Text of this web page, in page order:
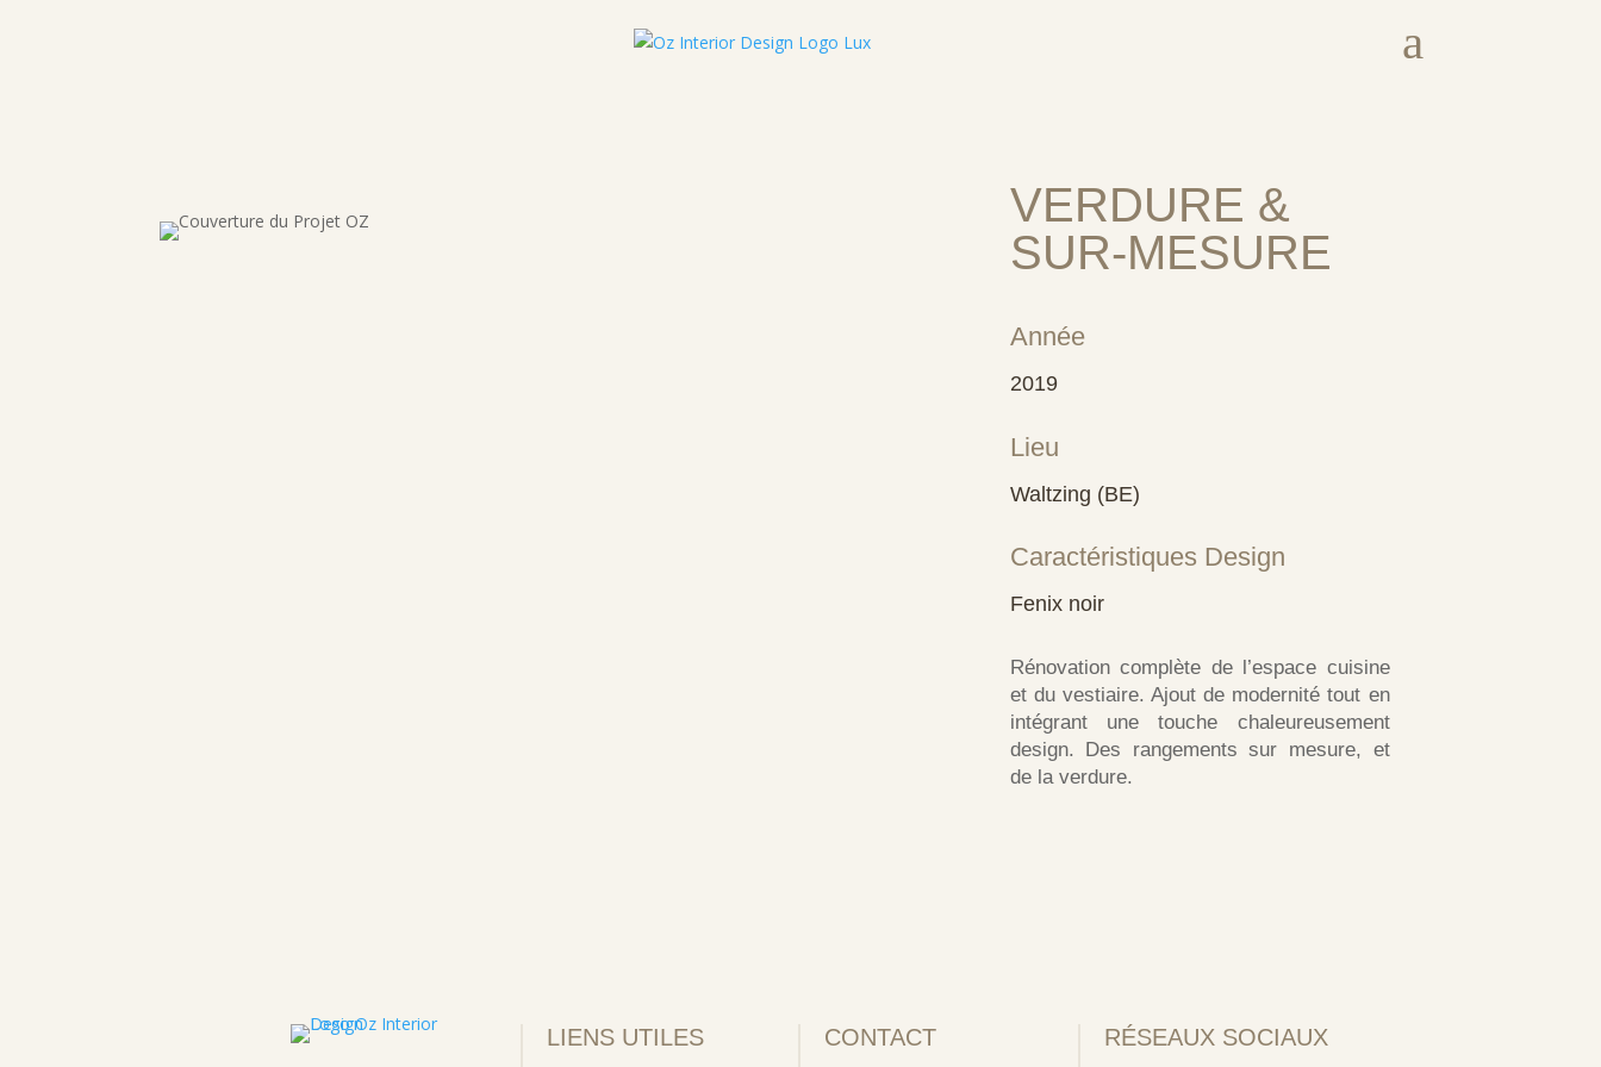
a
VERDURE &
SUR-MESURE
Année
2019
Lieu
Waltzing (BE)
Caractéristiques Design
Fenix noir
Rénovation complète de l’espace cuisine
et du vestiaire. Ajout de modernité tout en
intégrant une touche chaleureusement
design. Des rangements sur mesure, et
de la verdure.
LIENS UTILES CONTACT RÉSEAUX SOCIAUX